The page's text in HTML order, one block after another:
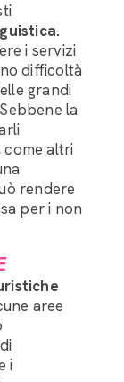
i servizi
difficoltà
grandi
la
come altri
rendere
per i non
aree
i